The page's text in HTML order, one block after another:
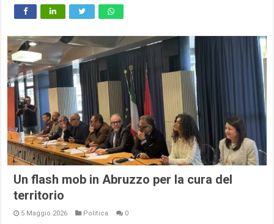
Un flash mob in Abruzzo per la cura del
territorio
5 Maggio 2026 Politica 0